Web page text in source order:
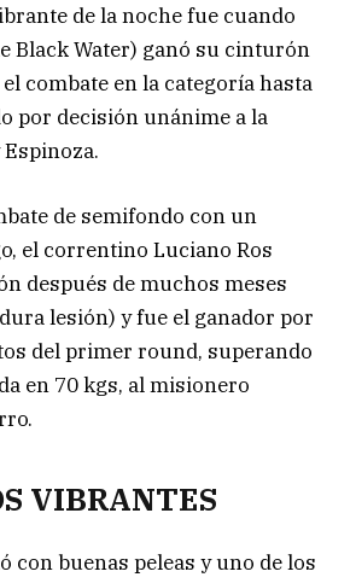
de la noche fue cuando
Black Water) ganó su cinturón
combate en la categoría hasta
por decisión unánime a la
de semifondo con un
el correntino Luciano Ros
después de muchos meses
lesión) y fue el ganador por
del primer round, superando
en 70 kgs, al misionero
VIBRANTES
con buenas peleas y uno de los